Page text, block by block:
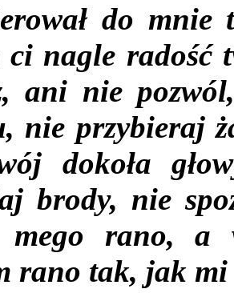
do mnie
ci nagle radość
ani nie
nie przybieraj
dokoła
brody, nie
rano, a
rano tak, jak